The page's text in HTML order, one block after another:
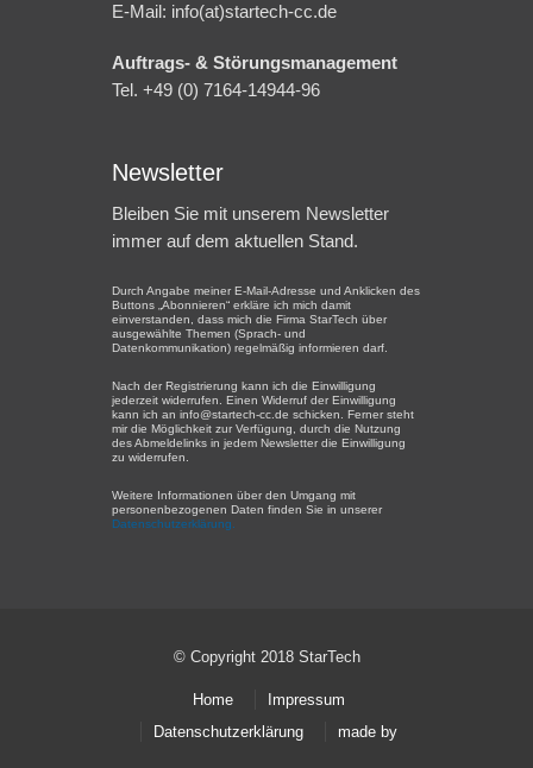
E-Mail: info(at)startech-cc.de
Auftrags- & Störungsmanagement
Tel. +49 (0) 7164-14944-96
Newsletter
Bleiben Sie mit unserem Newsletter
immer auf dem aktuellen Stand.
Durch Angabe meiner E-Mail-Adresse und Anklicken des
Buttons „Abonnieren“ erkläre ich mich damit
einverstanden, dass mich die Firma StarTech über
ausgewählte Themen (Sprach- und
Datenkommunikation) regelmäßig informieren darf.
Nach der Registrierung kann ich die Einwilligung
jederzeit widerrufen. Einen Widerruf der Einwilligung
kann ich an info@startech-cc.de schicken. Ferner steht
mir die Möglichkeit zur Verfügung, durch die Nutzung
des Abmeldelinks in jedem Newsletter die Einwilligung
zu widerrufen.
Weitere Informationen über den Umgang mit
personenbezogenen Daten finden Sie in unserer
Datenschutzerklärung.
© Copyright 2018 StarTech
Home
Impressum
Datenschutzerklärung
made by